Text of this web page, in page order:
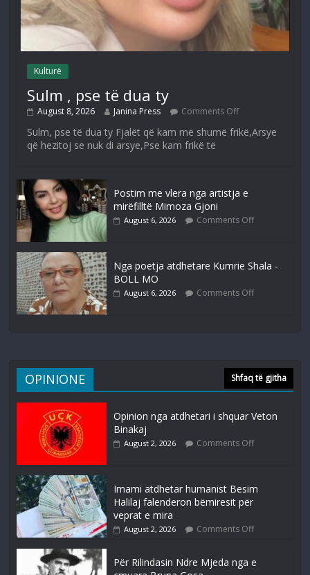
Kulturë
Sulm , pse të dua ty
August 8, 2026 Janina Press Comments Off
Sulm, pse të dua ty Fjalët që kam më shumë frikë,Arsye
që hezitoj se nuk di arsye,Pse kam frikë të
Postim me vlera nga artistja e
mirëfilltë Mimoza Gjoni
August 6, 2026 Comments Off
Nga poetja atdhetare Kumrie Shala -
BOLL MO
August 6, 2026 Comments Off
OPINIONE Shfaq të gjitha
Opinion nga atdhetari i shquar Veton
Binakaj
August 2, 2026 Comments Off
Imami atdhetar humanist Besim
Halilaj falenderon bëmiresit për
veprat e mira
August 2, 2026 Comments Off
Për Rilindasin Ndre Mjeda nga e